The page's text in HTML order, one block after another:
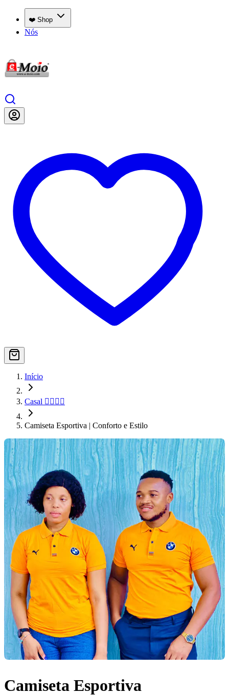
❤️ Shop
Nós
Início
Casal 👨‍❤️‍💋‍👨
Camiseta Esportiva | Conforto e Estilo
Camiseta Esportiva